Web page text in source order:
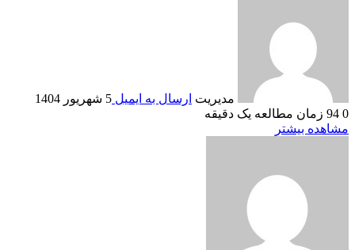
مدیریت ارسال به ایمیل 5 شهریور 1404
0
زمان مطالعه یک دقیقه
مشاهده بیشتر